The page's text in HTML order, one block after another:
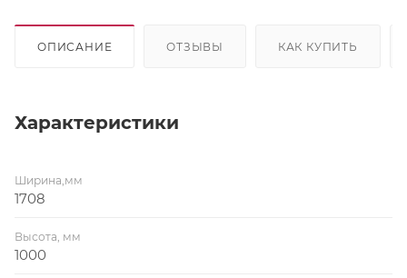
ОПИСАНИЕ ОТЗЫВЫ КАК КУПИТЬ
Характеристики
Ширина,мм
1708
Высота, мм
1000